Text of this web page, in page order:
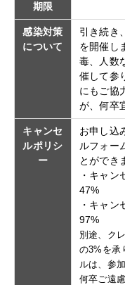
期限
感染対策
について
引き続き
を開催し
毒、人数
催して参
にもご協
が、何卒
キャンセ
ルポリシ
ー
お申し込
ルフォー
とができ
・キャ
47%
・キャ
97%
別途、ク
の3%を承
ルは、参
何卒ご遠